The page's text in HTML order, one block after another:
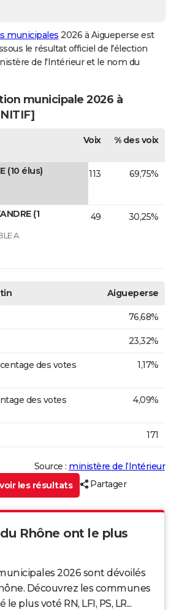
municipales 2026 à Aigueperse est
le résultat officiel de l'élection
de l'Intérieur et le nom du
municipale 2026 à
Voix % des voix
(10 élus) 113 69,75%
(1
A
49 30,25%
Aigueperse
76,68%
23,32%
des votes
1,17%
des votes
4,09%
171
Source : ministère de l’Intérieur
les résultats
Partager
Rhône ont le plus
2026 sont dévoilés
Découvrez les communes
plus voté RN, LFI, PS, LR...